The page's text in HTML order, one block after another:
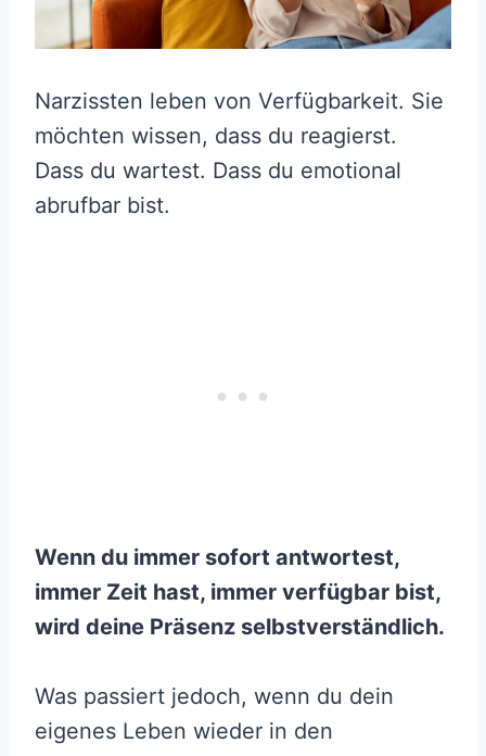
Narzissten leben von Verfügbarkeit. Sie
möchten wissen, dass du reagierst.
Dass du wartest. Dass du emotional
abrufbar bist.
Wenn du immer sofort antwortest,
immer Zeit hast, immer verfügbar bist,
wird deine Präsenz selbstverständlich.
Was passiert jedoch, wenn du dein
eigenes Leben wieder in den